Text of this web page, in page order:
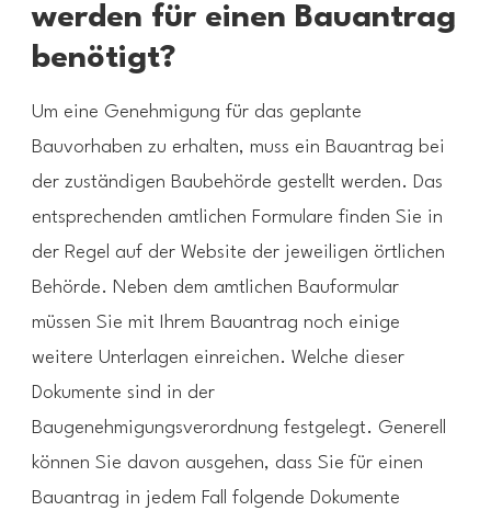
werden für einen Bauantrag
benötigt?
Um eine Genehmigung für das geplante
Bauvorhaben zu erhalten, muss ein Bauantrag bei
der zuständigen Baubehörde gestellt werden. Das
entsprechenden amtlichen Formulare finden Sie in
der Regel auf der Website der jeweiligen örtlichen
Behörde. Neben dem amtlichen Bauformular
müssen Sie mit Ihrem Bauantrag noch einige
weitere Unterlagen einreichen. Welche dieser
Dokumente sind in der
Baugenehmigungsverordnung festgelegt. Generell
können Sie davon ausgehen, dass Sie für einen
Bauantrag in jedem Fall folgende Dokumente